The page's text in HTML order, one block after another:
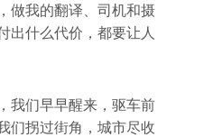
做我的翻译、司机和摄
出什么代价，都要让人
我们早早醒来，驱车前
们拐过街角，城市尽收